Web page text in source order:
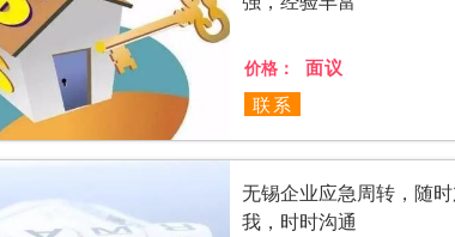
价格：
面议
联系
无锡企业应急周转，随
我，时时沟通